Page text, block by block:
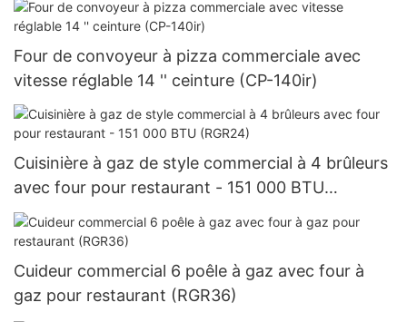
Four de convoyeur à pizza commerciale avec
vitesse réglable 14 '' ceinture (CP-140ir)
Cuisinière à gaz de style commercial à 4 brûleurs
avec four pour restaurant - 151 000 BTU
(RGR24)
Cuideur commercial 6 poêle à gaz avec four à
gaz pour restaurant (RGR36)